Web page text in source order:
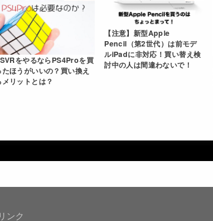
をやるならPS4Proを買
たほうがいいの？買い換え
メリットとは？
【注意】新型Apple
Pencil（第2世代）は前モデ
ルiPadに非対応！買い替え検
討中の人は間違わないで！
ンク